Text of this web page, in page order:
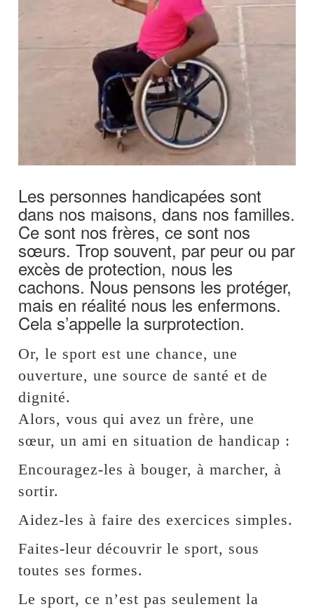
Les personnes handicapées sont
dans nos maisons, dans nos familles.
Ce sont nos frères, ce sont nos
sœurs. Trop souvent, par peur ou par
excès de protection, nous les
cachons. Nous pensons les protéger,
mais en réalité nous les enfermons.
Cela s’appelle la surprotection.
Or, le sport est une chance, une
ouverture, une source de santé et de
dignité.
Alors, vous qui avez un frère, une
sœur, un ami en situation de handicap :
Encouragez-les à bouger, à marcher, à
sortir.
Aidez-les à faire des exercices simples.
Faites-leur découvrir le sport, sous
toutes ses formes.
Le sport, ce n’est pas seulement la